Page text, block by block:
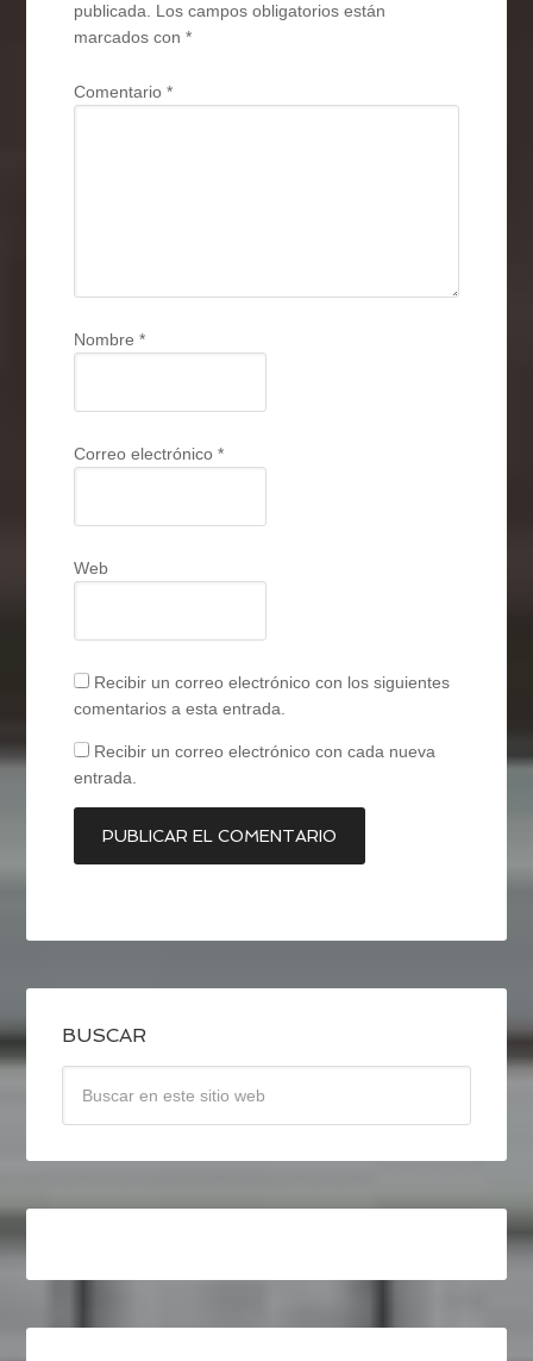
publicada. Los campos obligatorios están
marcados con*
Comentario*
Nombre*
Correo electrónico*
Web
Recibir un correo electrónico con los siguientes
comentarios a esta entrada.
Recibir un correo electrónico con cada nueva
entrada.
BUSCAR